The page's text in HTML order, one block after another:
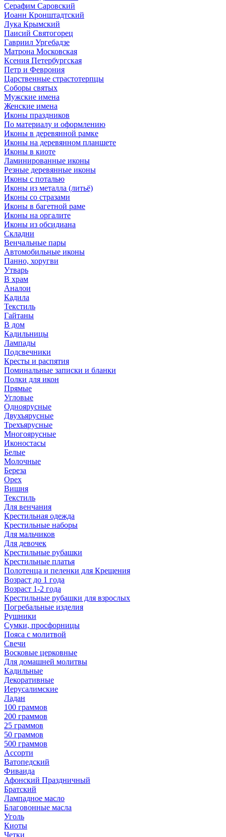
Серафим Саровский
Иоанн Кронштадтский
Лука Крымский
Паисий Святогорец
Гавриил Ургебадзе
Матрона Московская
Ксения Петербургская
Петр и Феврония
Царственные страстотерпцы
Соборы святых
Мужские имена
Женские имена
Иконы праздников
По материалу и оформлению
Иконы в деревянной рамке
Иконы на деревянном планшете
Иконы в киоте
Ламинированные иконы
Резные деревянные иконы
Иконы с поталью
Иконы из металла (литьё)
Иконы со стразами
Иконы в багетной раме
Иконы на оргалите
Иконы из обсидиана
Складни
Венчальные пары
Автомобильные иконы
Панно, хоругви
Утварь
В храм
Аналои
Кадила
Текстиль
Гайтаны
В дом
Кадильницы
Лампады
Подсвечники
Кресты и распятия
Поминальные записки и бланки
Полки для икон
Прямые
Угловые
Одноярусные
Двухъярусные
Трехъярусные
Многоярусные
Иконостасы
Белые
Молочные
Береза
Орех
Вишня
Текстиль
Для венчания
Крестильная одежда
Крестильные наборы
Для мальчиков
Для девочек
Крестильные рубашки
Крестильные платья
Полотенца и пеленки для Крещения
Возраст до 1 года
Возраст 1-2 года
Крестильные рубашки для взрослых
Погребальные изделия
Рушники
Сумки, просфорницы
Пояса с молитвой
Свечи
Восковые церковные
Для домашней молитвы
Кадильные
Декоративные
Иерусалимские
Ладан
100 граммов
200 граммов
25 граммов
50 граммов
500 граммов
Ассорти
Ватопедский
Фиваида
Афонский Праздничный
Братский
Лампадное масло
Благовонные масла
Уголь
Киоты
Четки